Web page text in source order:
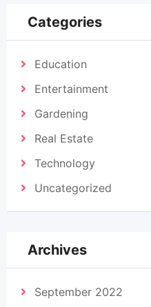
Categories
Education
Entertainment
Gardening
Real Estate
Technology
Uncategorized
Archives
September 2022